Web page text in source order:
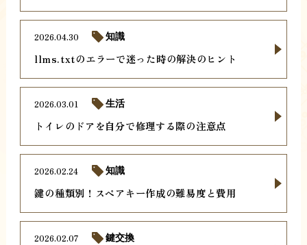
llms.txtのエラーで迷った時の解決のヒント
2026.04.30 知識
トイレのドアを自分で修理する際の注意点
2026.03.01 生活
鍵の種類別！スペアキー作成の難易度と費用
2026.02.24 知識
2026.02.07 鍵交換